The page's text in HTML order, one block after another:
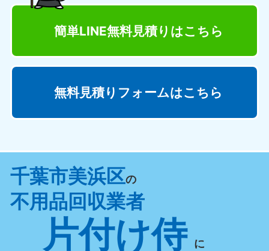
簡単LINE無料見積り はこちら
無料見積りフォームはこちら
千葉市美浜区の
不用品回収業者
片付け侍 に